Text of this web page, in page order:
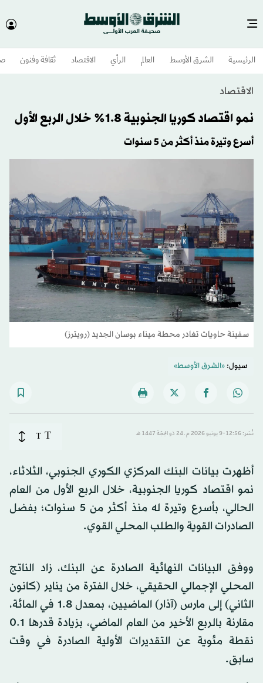
الرئيسية الشرق الأوسط​ العالم الرأي الاقتصاد ثقافة وفنون
الاقتصاد
نمو اقتصاد كوريا الجنوبية 1.8% خلال الربع الأول
أسرع وتيرة منذ أكثر من 5 سنوات
سفينة حاويات تغادر محطة ميناء بوسان الجديد (رويترز)
سيول:«الشرق الأوسط»
نُشر: 12:56-9 يونيو 2026 م ـ 24 ذو الحِجّة 1447 هـ T
T
أظهرت بيانات البنك المركزي الكوري الجنوبي، الثلاثاء،
نمو اقتصاد كوريا الجنوبية، خلال الربع الأول من العام
الحالي، بأسرع وتيرة له منذ أكثر من 5 سنوات؛ بفضل
الصادرات القوية والطلب المحلي القوي.
ووفق البيانات النهائية الصادرة عن البنك، زاد الناتج
المحلي الإجمالي الحقيقي، خلال الفترة من يناير (كانون
الثاني) إلى مارس (آذار) الماضيين، بمعدل 1.8 في المائة،
مقارنة بالربع الأخير من العام الماضي، بزيادة قدرها 0.1
نقطة مئوية عن التقديرات الأولية الصادرة في وقت
سابق.